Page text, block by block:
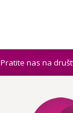
Pratite nas na